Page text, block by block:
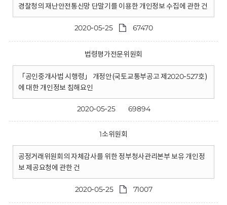
경찰청의 재난안전통신망 단말기를 이용한 개인정보 수집에 관한 건
2020-05-25 67470
법령평가전문위원회
「공인중개사법 시행령」 개정안(국토교통부공고 제2020-527호)
에 대한 개인정보 침해요인
2020-05-25 69894
1소위원회
공정거래위원회의 자체감사를 위한 정부청사관리본부 보유 개인정
보 제공요청에 관한 건
2020-05-25 71007